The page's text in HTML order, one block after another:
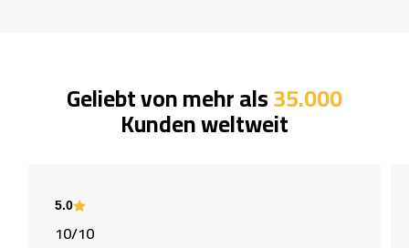
Geliebt von mehr als35.000
Kunden weltweit
5.0
10/10